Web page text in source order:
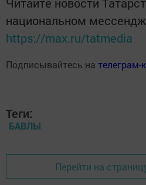
национальном
https://max.ru/tatmedia
Подписывайтесь на
Теги:
БАВЛЫ
Перейти на